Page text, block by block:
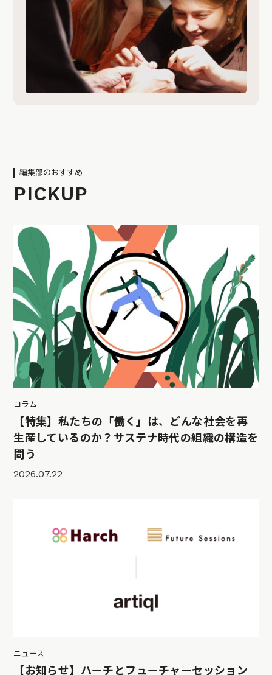
編集部のおすすめ
PICKUP
コラム
【特集】私たちの「働く」は、どんな社会を再
生産しているのか？サステナ時代の組織の構造を
問う
2026.07.22
ニュース
【お知らせ】ハーチとフューチャーセッション